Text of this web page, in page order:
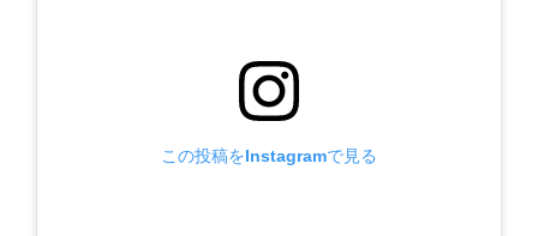
この投稿をInstagramで見る